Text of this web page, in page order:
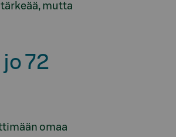
mutta
72
omaa